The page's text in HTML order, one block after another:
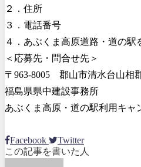
２．住所
３．電話番号
４．あぶくま高原道路・道の駅
＜応募先・問合せ先＞
〒963-8005 郡山市清水台山相
福島県県中建設事務所
あぶくま高原・道の駅利用キャ
Facebook
Twitter
この記事を書いた人